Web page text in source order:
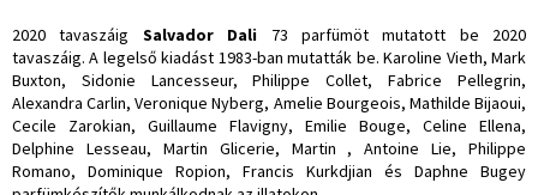
2020 tavaszáig Salvador Dali 73 parfümöt mutatott be 2020
tavaszáig. A legelső kiadást 1983-ban mutatták be. Karoline Vieth, Mark
Buxton, Sidonie Lancesseur, Philippe Collet, Fabrice Pellegrin,
Alexandra Carlin, Veronique Nyberg, Amelie Bourgeois, Mathilde Bijaoui,
Cecile Zarokian, Guillaume Flavigny, Emilie Bouge, Celine Ellena,
Delphine Lesseau, Martin Glicerie, Martin , Antoine Lie, Philippe
Romano, Dominique Ropion, Francis Kurkdjian és Daphne Bugey